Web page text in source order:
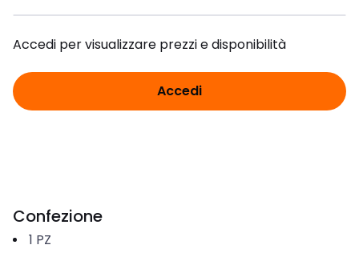
Accedi per visualizzare prezzi e disponibilità
Accedi
Confezione
1 PZ